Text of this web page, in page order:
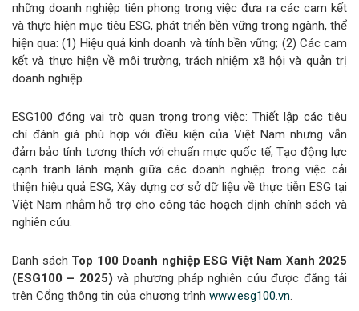
những doanh nghiệp tiên phong trong việc đưa ra các cam kết
và thực hiện mục tiêu ESG, phát triển bền vững trong ngành, thể
hiện qua: (1) Hiệu quả kinh doanh và tính bền vững; (2) Các cam
kết và thực hiện về môi trường, trách nhiệm xã hội và quản trị
doanh nghiệp.
ESG100 đóng vai trò quan trọng trong việc: Thiết lập các tiêu
chí đánh giá phù hợp với điều kiện của Việt Nam nhưng vẫn
đảm bảo tính tương thích với chuẩn mực quốc tế; Tạo động lực
cạnh tranh lành mạnh giữa các doanh nghiệp trong việc cải
thiện hiệu quả ESG; Xây dựng cơ sở dữ liệu về thực tiễn ESG tại
Việt Nam nhằm hỗ trợ cho công tác hoạch định chính sách và
nghiên cứu.
Danh sách Top 100 Doanh nghiệp ESG Việt Nam Xanh 2025
(ESG100 – 2025) và phương pháp nghiên cứu được đăng tải
trên Cổng thông tin của chương trình www.esg100.vn.